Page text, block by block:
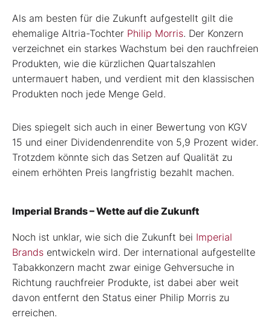
Als am besten für die Zukunft aufgestellt gilt die
ehemalige Altria-Tochter Philip Morris. Der Konzern
verzeichnet ein starkes Wachstum bei den rauchfreien
Produkten, wie die kürzlichen Quartalszahlen
untermauert haben, und verdient mit den klassischen
Produkten noch jede Menge Geld.
Dies spiegelt sich auch in einer Bewertung von KGV
15 und einer Dividendenrendite von 5,9 Prozent wider.
Trotzdem könnte sich das Setzen auf Qualität zu
einem erhöhten Preis langfristig bezahlt machen.
Imperial Brands – Wette auf die Zukunft
Noch ist unklar, wie sich die Zukunft bei Imperial
Brands entwickeln wird. Der international aufgestellte
Tabakkonzern macht zwar einige Gehversuche in
Richtung rauchfreier Produkte, ist dabei aber weit
davon entfernt den Status einer Philip Morris zu
erreichen.